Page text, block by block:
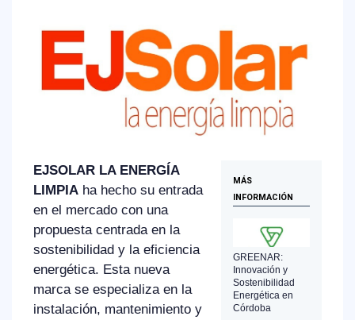
MÁS
INFORMACIÓN
GREENAR:
Innovación y
Sostenibilidad
Energética en
Córdoba
EJSOLAR LA ENERGÍA
LIMPIA ha hecho su entrada
en el mercado con una
propuesta centrada en la
sostenibilidad y la eficiencia
energética. Esta nueva
marca se especializa en la
instalación, mantenimiento y